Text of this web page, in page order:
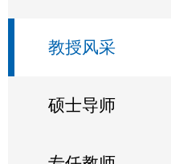
教授风采
硕士导师